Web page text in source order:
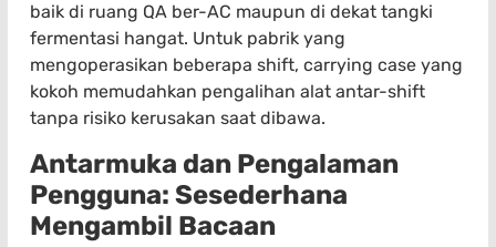
baik di ruang QA ber-AC maupun di dekat tangki
fermentasi hangat. Untuk pabrik yang
mengoperasikan beberapa shift, carrying case yang
kokoh memudahkan pengalihan alat antar-shift
tanpa risiko kerusakan saat dibawa.
Antarmuka dan Pengalaman
Pengguna: Sesederhana
Mengambil Bacaan